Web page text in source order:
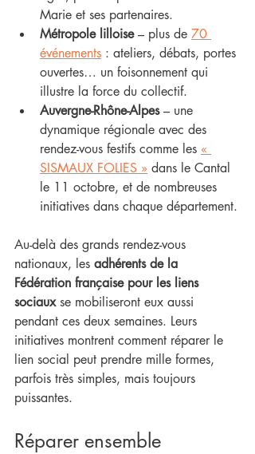
Marie et ses partenaires.
Métropole lilloise – plus de 70
événements : ateliers, débats, portes
ouvertes… un foisonnement qui
illustre la force du collectif.
Auvergne-Rhône-Alpes – une
dynamique régionale avec des
rendez-vous festifs comme les «
SISMAUX FOLIES » dans le Cantal
le 11 octobre, et de nombreuses
initiatives dans chaque département.
Au-delà des grands rendez-vous
nationaux, les adhérents de la
Fédération française pour les liens
sociaux se mobiliseront eux aussi
pendant ces deux semaines. Leurs
initiatives montrent comment réparer le
lien social peut prendre mille formes,
parfois très simples, mais toujours
puissantes.
Réparer ensemble